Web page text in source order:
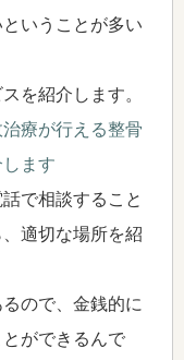
いうことが多い
を紹介します。
療が行える整骨
ます
で相談すること
適切な場所を紹
ので、金銭的に
ができるんで